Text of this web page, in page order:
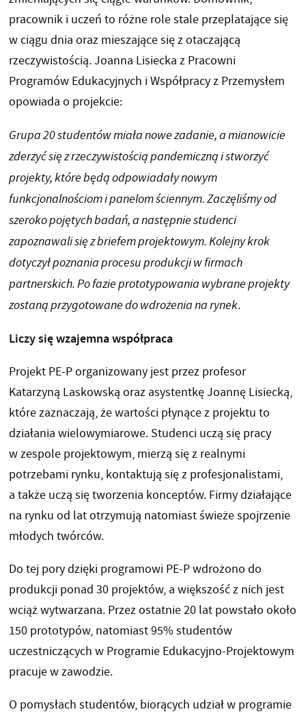
pracownik i uczeń to różne role stale przeplatające się
w ciągu dnia oraz mieszające się z otaczającą
rzeczywistością. Joanna Lisiecka z Pracowni
Programów Edukacyjnych i Współpracy z Przemysłem
opowiada o projekcie:
Grupa 20 studentów miała nowe zadanie, a mianowicie
zderzyć się z rzeczywistością pandemiczną i stworzyć
projekty, które będą odpowiadały nowym
funkcjonalnościom i panelom ściennym. Zaczęliśmy od
szeroko pojętych badań, a następnie studenci
zapoznawali się z briefem projektowym. Kolejny krok
dotyczył poznania procesu produkcji w firmach
partnerskich. Po fazie prototypowania wybrane projekty
zostaną przygotowane do wdrożenia na rynek.
Liczy się wzajemna współpraca
Projekt PE-P organizowany jest przez profesor
Katarzyną Laskowską oraz asystentkę Joannę Lisiecką,
które zaznaczają, że wartości płynące z projektu to
działania wielowymiarowe. Studenci uczą się pracy
w zespole projektowym, mierzą się z realnymi
potrzebami rynku, kontaktują się z profesjonalistami,
a także uczą się tworzenia konceptów. Firmy działające
na rynku od lat otrzymują natomiast świeże spojrzenie
młodych twórców.
Do tej pory dzięki programowi PE-P wdrożono do
produkcji ponad 30 projektów, a większość z nich jest
wciąż wytwarzana. Przez ostatnie 20 lat powstało około
150 prototypów, natomiast 95% studentów
uczestniczących w Programie Edukacyjno-Projektowym
pracuje w zawodzie.
O pomysłach studentów, biorących udział w programie